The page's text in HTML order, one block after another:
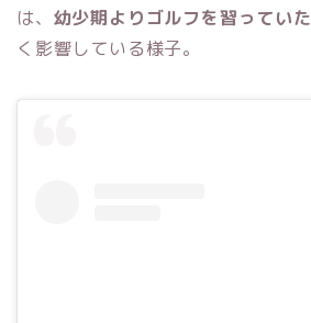
は、 幼少期よりゴルフを習っていた
く影響している様子。